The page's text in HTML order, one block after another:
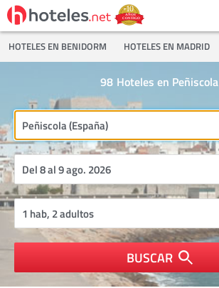
HOTELES EN BENIDORM HOTELES EN MADRID
Hoteles en Peñiscola
98
BUSCAR